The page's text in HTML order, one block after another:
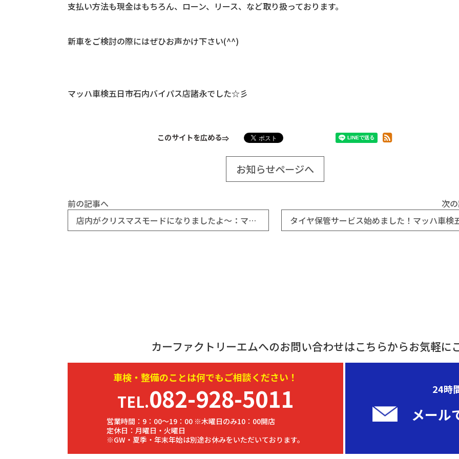
支払い方法も現金はもちろん、ローン、リース、など取り扱っております。
新車をご検討の際にはぜひお声かけ下さい(^^)
マッハ車検五日市石内バイパス店諸永でした☆彡
このサイトを広める
お知らせページへ
前の記事へ
店内がクリスマスモードになりましたよ～：マッハ車検五日市石内バイパス店
次
カーファクトリーエムへのお問い合わせはこちらからお気軽に
車検・ 整備のことは何でもご相談ください！
TEL.082-928-5011
営業時間：9：00～19：00 ※木曜日のみ10：00開店
定休日：月曜日・火曜日
※GW・夏季・年末年始は別途お休みをいただいております。
24時
メール